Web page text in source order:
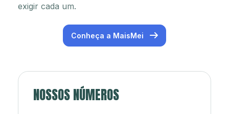
exigir cada um.
Conheça a MaisMei
NOSSOS NÚMEROS